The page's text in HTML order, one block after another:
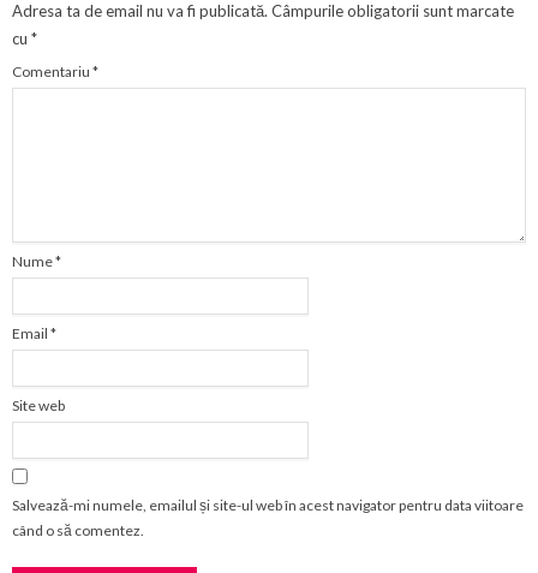
Adresa ta de email nu va fi publicată. Câmpurile obligatorii sunt marcate
cu *
Comentariu *
Nume*
Email *
Site web
Salvează-mi numele, emailul și site-ul web în acest navigator pentru data viitoare
când o să comentez.